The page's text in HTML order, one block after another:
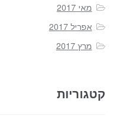
מאי 2017
אפריל 2017
מרץ 2017
קטגוריות